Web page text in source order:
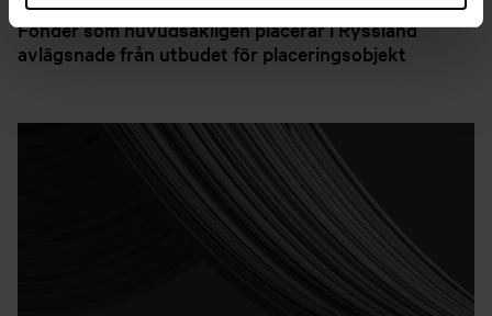
Fonder som huvudsakligen placerar i Ryssland
avlägsnade från utbudet för placeringsobjekt